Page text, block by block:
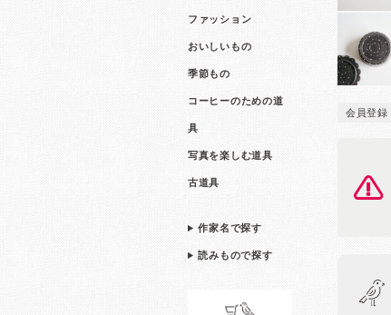
ファッション
おいしいもの
季節もの
コーヒーのための道
具
写真を楽しむ道具
古道具
作家名で探す
読みもので探す
会員登録